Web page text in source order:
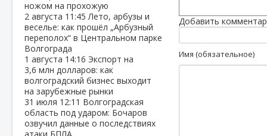
ножом на прохожую
2 августа 11:45Лето, арбузы и
веселье: как прошёл „Арбузный
переполох“ в Центральном парке
Волгограда
1 августа 14:16 Экспорт на
3,6 млн долларов: как
волгоградский бизнес выходит
на зарубежные рынки
31 июля 12:11 Волгоградская
область под ударом: Бочаров
озвучил данные о последствиях
Добавить
Имя (обязательное)